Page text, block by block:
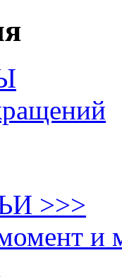
>>>
и